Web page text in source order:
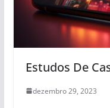
Estudos De
dezembro 29, 2023